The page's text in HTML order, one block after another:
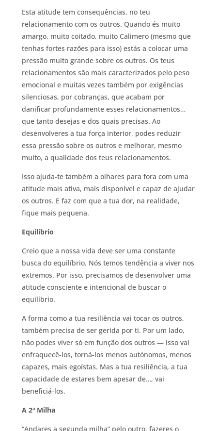
Esta atitude tem consequências, no teu
relacionamento com os outros. Quando és muito
amargo, muito coitado, muito Calimero (mesmo que
tenhas fortes razões para isso) estás a colocar uma
pressão muito grande sobre os outros. Os teus
relacionamentos são mais caracterizados pelo peso
emocional e muitas vezes também por exigências
silenciosas, por cobranças, que acabam por
danificar profundamente esses relacionamentos…
que tanto desejas e dos quais precisas. Ao
desenvolveres a tua força interior, podes reduzir
essa pressão sobre os outros e melhorar, mesmo
muito, a qualidade dos teus relacionamentos.
Isso ajuda-te também a olhares para fora com uma
atitude mais ativa, mais disponível e capaz de ajudar
os outros. E faz com que a tua dor, na realidade,
fique mais pequena.
Equilíbrio
Creio que a nossa vida deve ser uma constante
busca do equilíbrio. Nós temos tendência a viver nos
extremos. Por isso, precisamos de desenvolver uma
atitude consciente e intencional de buscar o
equilíbrio.
A forma como a tua resiliência vai tocar os outros,
também precisa de ser gerida por ti. Por um lado,
não podes viver só em função dos outros — isso vai
enfraquecê-los, torná-los menos autónomos, menos
capazes, mais egoístas. Mas a tua resiliência, a tua
capacidade de estares bem apesar de…, vai
beneficiá-los.
A 2ª Milha
“Andares a segunda milha” pelo outro, fazeres o